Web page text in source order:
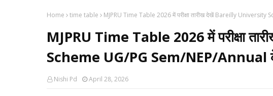
Home time table MJPRU Time Table 2026 में परीक्षा तारीख देखें Bareilly University
MJPRU Time Table 2026 में परीक्षा
Scheme UG/PG Sem/NEP/Annual
Nishi Pd April 28, 2026